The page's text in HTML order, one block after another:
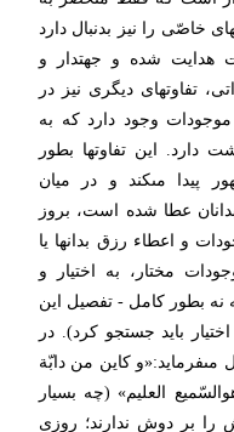
خاصّى را نیز بدنبال دارد
هدایت شده و جهت‏دار و
تفاوتهاى دیگرى نیز در
وجود دارد كه به
دارد. این تفاوتها بطور
پیدا مى‏كند و در میان
عطا شده است، بروز
و اعطاء رزق بدانها یا
مختار، به اختیار و
نه بطور كامل - تفصیل این
باید جستجو كرد). در
پروردگار متعال مى‏فرماید:«و كاین من دابّة
العلیم» (چه بسیار
را بر دوش ندارند؛ روزى